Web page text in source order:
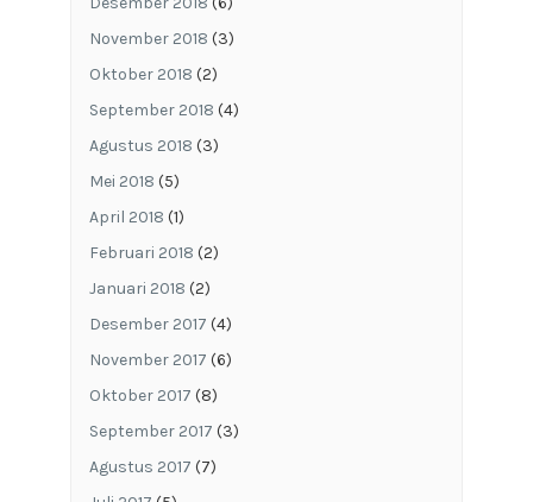
November 2018 (3)
Oktober 2018 (2)
September 2018 (4)
Agustus 2018 (3)
Mei 2018 (5)
April 2018 (1)
Februari 2018 (2)
Januari 2018 (2)
Desember 2017 (4)
November 2017 (6)
Oktober 2017 (8)
September 2017 (3)
Agustus 2017 (7)